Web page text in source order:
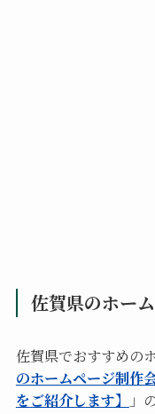
佐賀県のホー
佐賀県でおすすめの
のホームページ制作
をご紹介します】
」